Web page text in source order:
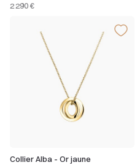
2 290 €
Collier Alba - Or jaune